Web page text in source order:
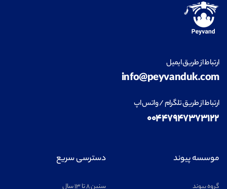
ارتباط از طریق ایمیل
info@peyvanduk.com
ارتباط از طریق تلگرام / واتس اپ
۰۰۴۴۷۹۴۷۳۷۳۱۲۲
موسسه پیوند
گروه پیوند
دسترسی سریع
سنین ۸ تا ۱۳ سال